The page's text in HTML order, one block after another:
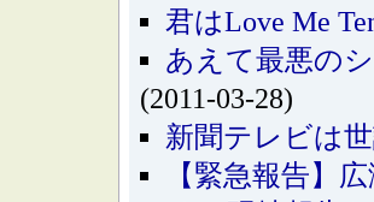
君はLove Me
あえて最悪の
(2011-03-28)
新聞テレビは
【緊急報告】